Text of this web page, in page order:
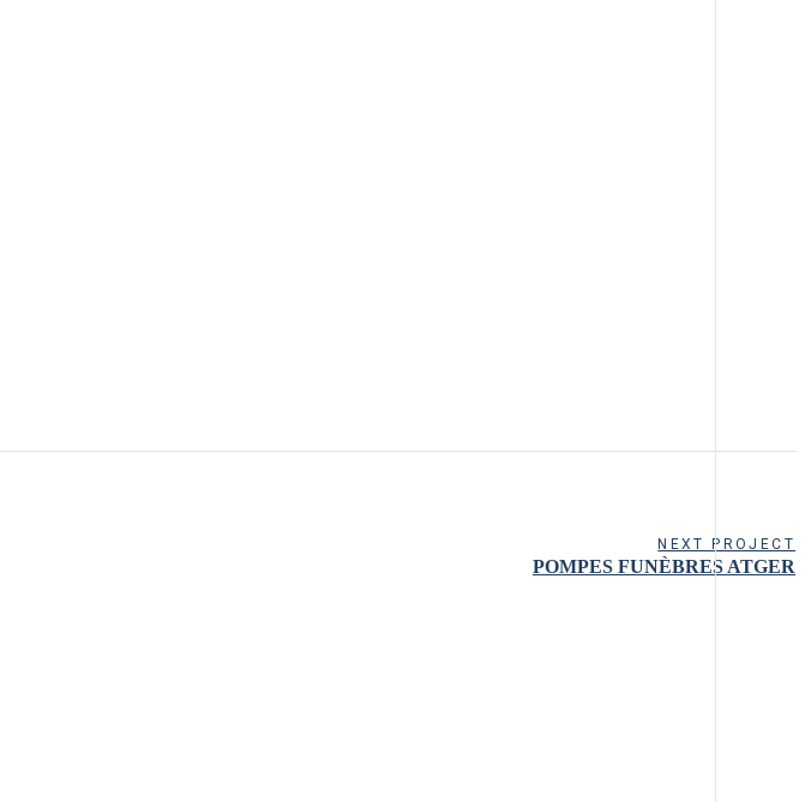
NEXT PROJECT
POMPES FUNÈBRES ATGER